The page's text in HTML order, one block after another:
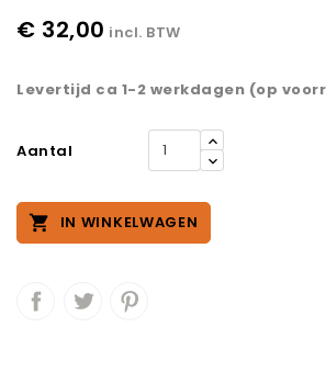
€ 32,00 incl. BTW
Levertijd ca 1-2 werkdagen (op
Aantal
 IN WINKELWAGEN